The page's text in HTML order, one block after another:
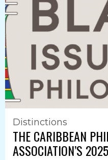
Distinctions
THE CARIBBEAN
ASSOCIATION’S